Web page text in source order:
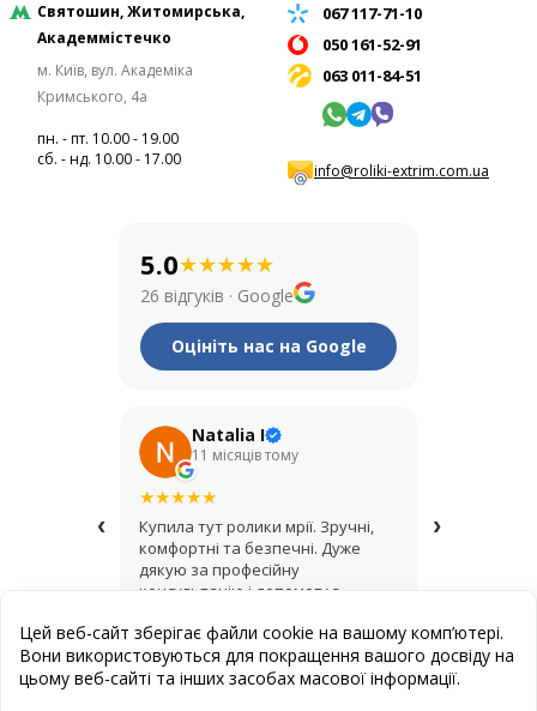
Святошин, Житомирська,
Академмістечко
м. Київ, вул. Академіка
Кримського, 4а
пн. - пт. 10.00 - 19.00
сб. - нд. 10.00 - 17.00
067 117-71-10
050 161-52-91
063 011-84-51
info@roliki-extrim.com.ua
5.0★★★★★
26 відгуків · Google
Оцініть нас на Google
‹
Natalia I
11 місяців тому
★★★★★
Купила тут ролики мрії. Зручні,
комфортні та безпечні. Дуже
дякую за професійну
консультацію і допомогу з
›
Цей веб-сайт зберігає файли cookie на вашому комп’ютері.
Вони використовуються для покращення вашого досвіду на
цьому веб-сайті та інших засобах масової інформації.